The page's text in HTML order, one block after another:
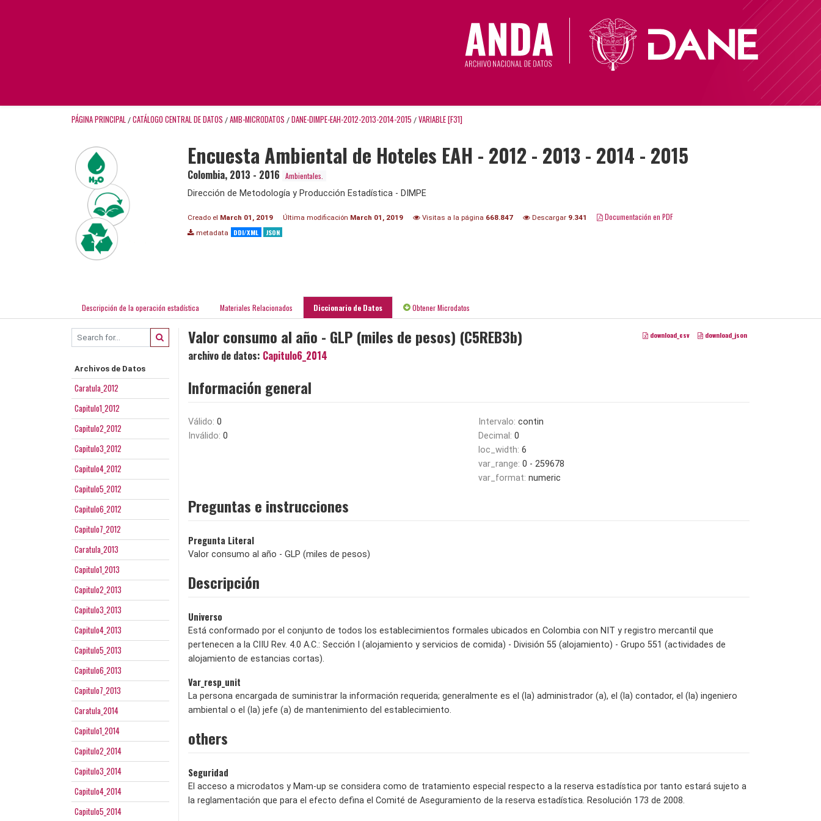
PÁGINA PRINCIPAL / CATÁLOGO CENTRAL DE DATOS / AMB-MICRODATOS / DANE-DIMPE-EAH-2012-2013-2014-2015 / VARIABLE [F31]
Encuesta Ambiental de Hoteles EAH - 2012 - 2013 - 2014 - 2015
Colombia, 2013 - 2016 Ambientales.
Dirección de Metodología y Producción Estadística - DIMPE
Creado el March 01, 2019 Última modificación March 01, 2019 Visitas a la página 668.847 Descargar 9.341 Documentación en PDF
metadata DDI/XML JSON
Descripción de la operación estadística Materiales Relacionados Diccionario de Datos Obtener Microdatos
Archivos de Datos
Caratula_2012
Capitulo1_2012
Capitulo2_2012
Capitulo3_2012
Capitulo4_2012
Capitulo5_2012
Capitulo6_2012
Capitulo7_2012
Caratula_2013
Capitulo1_2013
Capitulo2_2013
Capitulo3_2013
Capitulo4_2013
Capitulo5_2013
Capitulo6_2013
Capitulo7_2013
Caratula_2014
Capitulo1_2014
Capitulo2_2014
Capitulo3_2014
Capitulo4_2014
Capitulo5_2014
download_csv download_json
Valor consumo al año - GLP (miles de pesos) (C5REB3b)
archivo de datos: Capitulo6_2014
Información general
Válido: 0
Inválido: 0
Intervalo: contin
Decimal: 0
loc_width: 6
var_range: 0 - 259678
var_format: numeric
Preguntas e instrucciones
Pregunta Literal
Valor consumo al año - GLP (miles de pesos)
Descripción
Universo
Está conformado por el conjunto de todos los establecimientos formales ubicados en Colombia con NIT y registro mercantil que
pertenecen a la CIIU Rev. 4.0 A.C.: Sección I (alojamiento y servicios de comida) - División 55 (alojamiento) - Grupo 551 (actividades de
alojamiento de estancias cortas).
Var_resp_unit
La persona encargada de suministrar la información requerida; generalmente es el (la) administrador (a), el (la) contador, el (la) ingeniero
ambiental o el (la) jefe (a) de mantenimiento del establecimiento.
others
Seguridad
El acceso a microdatos y Mam-up se considera como de tratamiento especial respecto a la reserva estadística por tanto estará sujeto a
la reglamentación que para el efecto defina el Comité de Aseguramiento de la reserva estadística. Resolución 173 de 2008.